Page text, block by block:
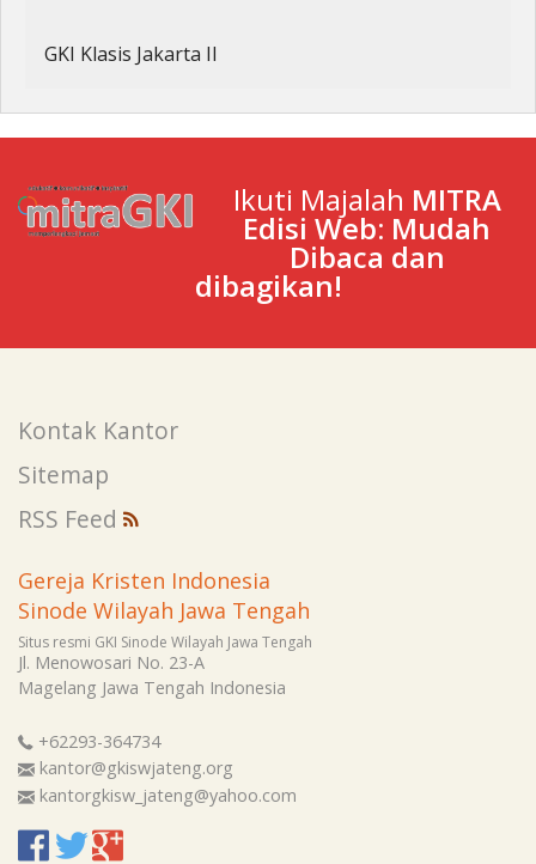
GKI Klasis Jakarta II
Ikuti Majalah MITRA
Edisi Web: Mudah
Dibaca dan
dibagikan!
Kontak Kantor
Sitemap
RSS Feed
Gereja Kristen Indonesia
Sinode Wilayah Jawa Tengah
Situs resmi GKI Sinode Wilayah Jawa Tengah
Jl. Menowosari No. 23-A
Magelang Jawa Tengah Indonesia
+62293-364734
kantor@gkiswjateng.org
kantorgkisw_jateng@yahoo.com